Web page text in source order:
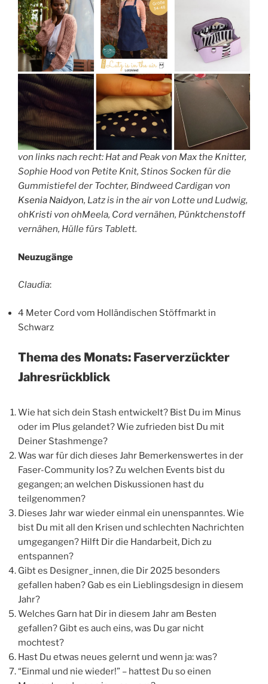
von links nach recht: Hat and Peak von Max the Knitter,
Sophie Hood von Petite Knit, Stinos Socken für die
Gummistiefel der Tochter, Bindweed Cardigan von
Ksenia Naidyon, Latz is in the air von Lotte und Ludwig,
ohKristi von ohMeela, Cord vernähen, Pünktchenstoff
vernähen, Hülle fürs Tablett.
Neuzugänge
Claudia:
4 Meter Cord vom Holländischen Stöffmarkt in
Schwarz
Thema des Monats: Faserverzückter
Jahresrückblick
Wie hat sich dein Stash entwickelt? Bist Du im Minus
oder im Plus gelandet? Wie zufrieden bist Du mit
Deiner Stashmenge?
Was war für dich dieses Jahr Bemerkenswertes in der
Faser-Community los? Zu welchen Events bist du
gegangen; an welchen Diskussionen hast du
teilgenommen?
Dieses Jahr war wieder einmal ein unenspanntes. Wie
bist Du mit all den Krisen und schlechten Nachrichten
umgegangen? Hilft Dir die Handarbeit, Dich zu
entspannen?
Gibt es Designer_innen, die Dir 2025 besonders
gefallen haben? Gab es ein Lieblingsdesign in diesem
Jahr?
Welches Garn hat Dir in diesem Jahr am Besten
gefallen? Gibt es auch eins, was Du gar nicht
mochtest?
Hast Du etwas neues gelernt und wenn ja: was?
“Einmal und nie wieder!” – hattest Du so einen